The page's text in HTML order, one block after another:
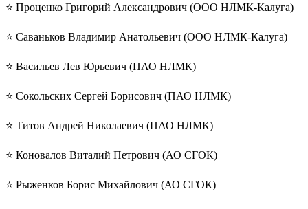
⭐️ Проценко Григорий Александрович (ООО НЛМК-Калуга)
⭐️ Саваньков Владимир Анатольевич (ООО НЛМК-Калуга)
⭐️ Васильев Лев Юрьевич (ПАО НЛМК)
⭐️ Сокольских Сергей Борисович (ПАО НЛМК)
⭐️ Титов Андрей Николаевич (ПАО НЛМК)
⭐️ Коновалов Виталий Петрович (АО СГОК)
⭐️ Рыженков Борис Михайлович (АО СГОК)